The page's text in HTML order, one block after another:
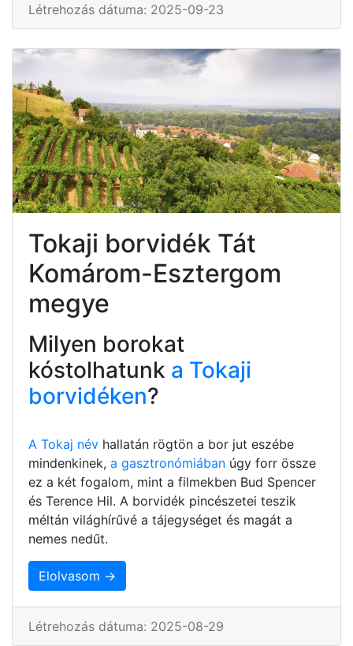
Létrehozás dátuma: 2025-09-23
Tokaji borvidék Tát
Komárom-Esztergom
megye
Milyen borokat
kóstolhatunk a Tokaji
borvidéken?
A Tokaj név hallatán rögtön a bor jut eszébe
mindenkinek, a gasztronómiában úgy forr össze
ez a két fogalom, mint a filmekben Bud Spencer
és Terence Hil. A borvidék pincészetei teszik
méltán világhírűvé a tájegységet és magát a
nemes nedűt.
Elolvasom →
Létrehozás dátuma: 2025-08-29